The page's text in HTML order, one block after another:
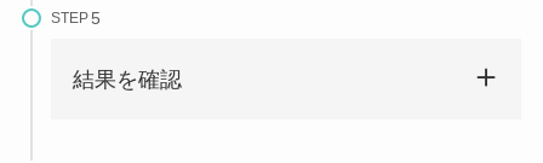
STEP
結果を確認